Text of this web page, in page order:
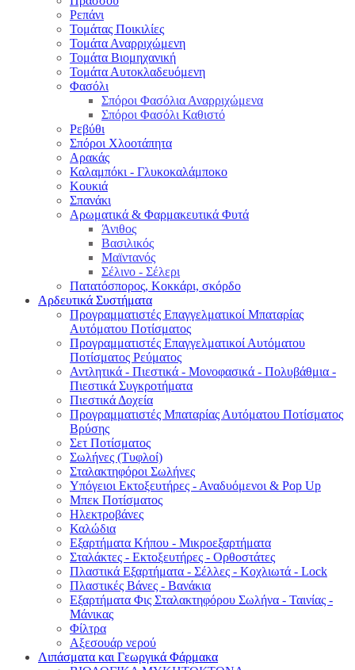
Ρεπάνι
Τομάτας Ποικιλίες
Τομάτα Αναρριχώμενη
Τομάτα Βιομηχανική
Τομάτα Αυτοκλαδευόμενη
Φασόλι
Σπόροι Φασόλια Αναρριχώμενα
Σπόροι Φασόλι Καθιστό
Ρεβύθι
Σπόροι Χλοοτάπητα
Αρακάς
Καλαμπόκι - Γλυκοκαλάμποκο
Κουκιά
Σπανάκι
Αρωματικά & Φαρμακευτικά Φυτά
Άνιθος
Βασιλικός
Μαϊντανός
Σέλινο - Σέλερι
Πατατόσπορος, Κοκκάρι, σκόρδο
Αρδευτικά Συστήματα
Προγραμματιστές Επαγγελματικοί Μπαταρίας
Αυτόματου Ποτίσματος
Προγραμματιστές Επαγγελματικοί Αυτόματου
Ποτίσματος Ρεύματος
Αντλητικά - Πιεστικά - Μονοφασικά - Πολυβάθμια -
Πιεστικά Συγκροτήματα
Πιεστικά Δοχεία
Προγραμματιστές Μπαταρίας Αυτόματου Ποτίσματος
Βρύσης
Σετ Ποτίσματος
Σωλήνες (Τυφλοί)
Σταλακτηφόροι Σωλήνες
Υπόγειοι Εκτοξευτήρες - Αναδυόμενοι & Pop Up
Μπεκ Ποτίσματος
Ηλεκτροβάνες
Καλώδια
Εξαρτήματα Κήπου - Μικροεξαρτήματα
Σταλάκτες - Εκτοξευτήρες - Ορθοστάτες
Πλαστικά Εξαρτήματα - Σέλλες - Κοχλιωτά - Lock
Πλαστικές Βάνες - Βανάκια
Εξαρτήματα Φις Σταλακτηφόρου Σωλήνα - Ταινίας -
Μάνικας
Φίλτρα
Αξεσουάρ νερού
Λιπάσματα και Γεωργικά Φάρμακα